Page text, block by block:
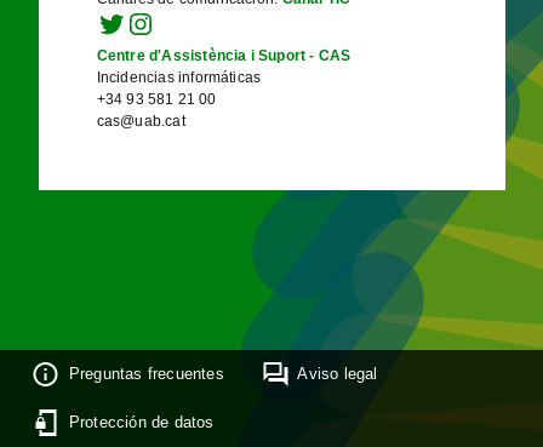
Centre d'Assistència i Suport - CAS
Incidencias informáticas
+34 93 581 21 00
cas@uab.cat
Preguntas frecuentes Aviso legal
Protección de datos